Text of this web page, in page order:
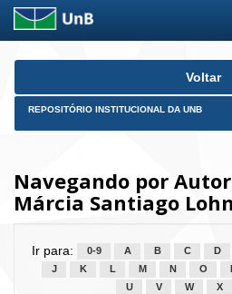
Skip
Voltar
REPOSITÓRIO INSTITUCIONAL DA UNB
Navegando por
Márcia Santiago
Ir para: 0-9 A B C D
J
K L M N O
U
V W X